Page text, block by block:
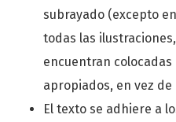
subrayado (excepto
todas las
encuentran
apropiados, en vez de
El texto se adhiere a